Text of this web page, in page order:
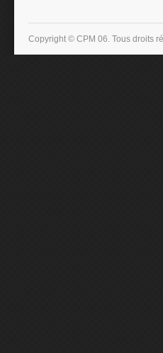
Copyright © CPM 06. Tous droits